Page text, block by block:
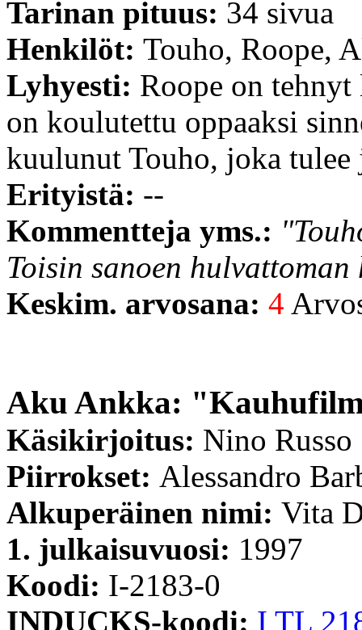
Tarinan pituus: 34 sivua
Henkilöt: Touho, Roope,
Lyhyesti: Roope on
on koulutettu oppaaksi
kuulunut Touho, joka tulee
Erityistä: --
Kommentteja yms.:
Toisin sanoen
Keskim. arvosana: 4
Aku Ankka:
Käsikirjoitus: Nino Russo
Piirrokset: Alessandro
Alkuperäinen nimi: Vita
1. julkaisuvuosi: 1997
Koodi: I-2183-0
INDUCKS-koodi: I TL